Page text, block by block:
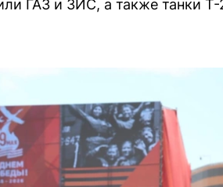
ГАЗ и ЗИС, а также танки